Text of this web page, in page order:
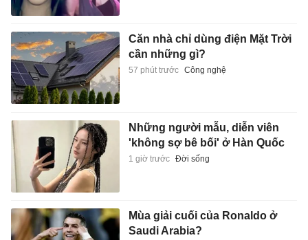
Căn nhà chỉ dùng điện Mặt Trời
cần những gì?
57 phút trước Công nghệ
Những người mẫu, diễn viên
'không sợ bê bối' ở Hàn Quốc
1 giờ trước Đời sống
Mùa giải cuối của Ronaldo ở
Saudi Arabia?